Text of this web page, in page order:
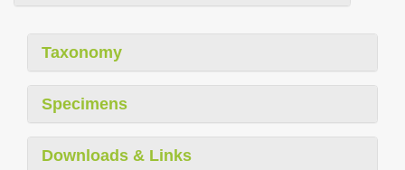
Taxonomy
Specimens
Downloads & Links